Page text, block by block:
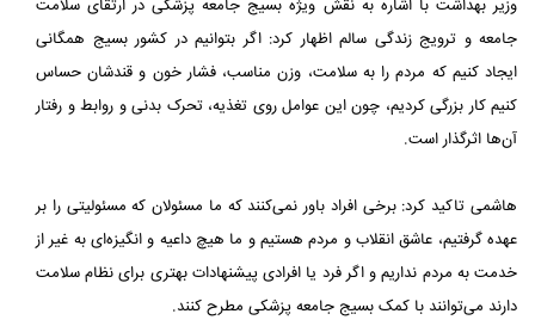
وزیر بهداشت با اشاره به نقش ویژه بسیج جامعه پزشکی در ارتقای سلامت
جامعه و ترویج زندگی سالم اظهار کرد: اگر بتوانیم در کشور بسیج همگانی
ایجاد کنیم که مردم را به سلامت، وزن مناسب، فشار خون و قندشان حساس
کنیم کار بزرگی کردیم، چون این عوامل روی تغذیه، تحرک بدنی و روابط و رفتار
آن‌ها اثرگذار است.
هاشمی تاکید کرد: برخی افراد باور نمی‌کنند که ما مسئولان که مسئولیتی را بر
عهده گرفتیم، عاشق انقلاب و مردم هستیم و ما هیچ داعیه و انگیزه‌ای به غیر از
خدمت به مردم نداریم و اگر فرد یا افرادی پیشنهادات بهتری برای نظام سلامت
دارند می‌توانند با کمک بسیج جامعه پزشکی مطرح کنند.